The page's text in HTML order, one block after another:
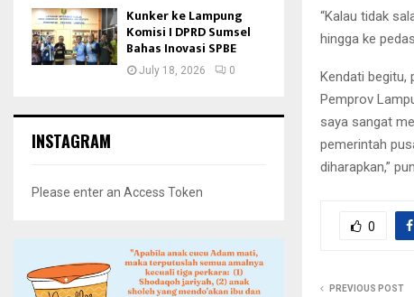
“Kalau tidak
hingga ke
Kendati begitu,
Pemprov
saya sangat
pemerintah
diharapkan,”
0
PREVIOUS POST
Kunker ke Lampung
Komisi I DPRD Sumsel
Bahas Inovasi SPBE
July 18, 2026 0
INSTAGRAM
Please enter an Access Token